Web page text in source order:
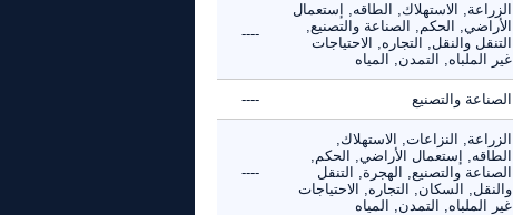
الزراعة, الاستهلاك, الطاقه, إستعمال
الأراضي, الحكم, الصناعة والتصنيع,
التنقل والنقل, التجاره, الاحتياجات
غير الملباه, التمدن, المياه
----
الصناعة والتصنيع ----
الزراعة, النزاعات, الاستهلاك,
الطاقه, إستعمال الأراضي, الحكم,
الصناعة والتصنيع, الهجرة, التنقل
والنقل, السكان, التجاره, الاحتياجات
غير الملباه, التمدن, المياه
----